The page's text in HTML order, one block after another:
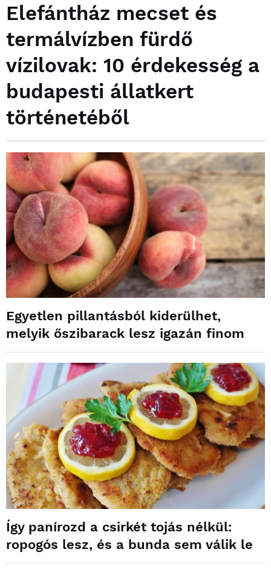
Elefántház mecset és
termálvízben fürdő
vízilovak: 10 érdekesség a
budapesti állatkert
történetéből
Egyetlen pillantásból kiderülhet,
melyik őszibarack lesz igazán finom
Így panírozd a csirkét tojás nélkül:
ropogós lesz, és a bunda sem válik le